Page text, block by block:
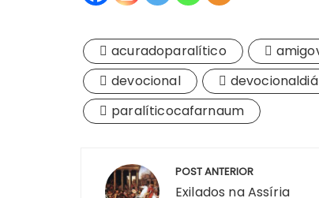
acuradoparalítico
devocional
paralíticocafarnaum
NavegaçãoPOST ANTERIOR
Exilados na Assíria